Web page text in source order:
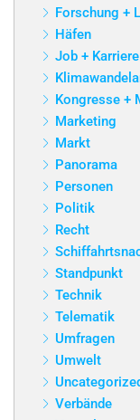
Forschung +
Häfen
Job + Karriere
Kongresse +
Marketing
Markt
Panorama
Personen
Politik
Recht
Standpunkt
Technik
Telematik
Umfragen
Umwelt
Verbände